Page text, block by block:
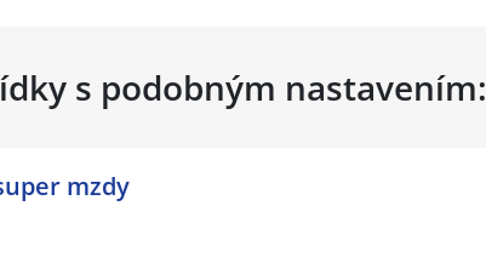
s podobným nastavením:
mzdy